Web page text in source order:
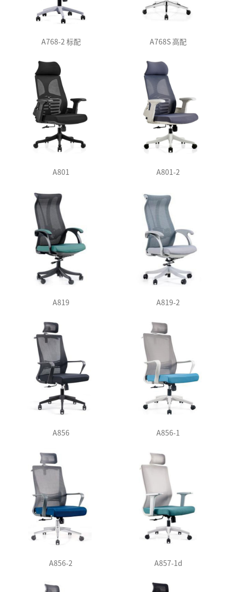
A768-2 标配 A768S 高配
A801 A801-2
A819 A819-2
A856 A856-1
A856-2 A857-1d